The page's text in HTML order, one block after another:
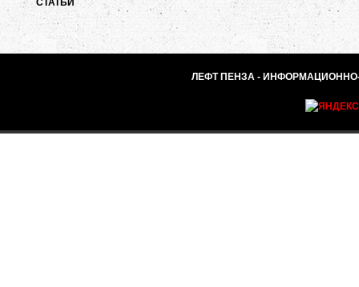
СТАТЬИ
ЛЕФТ ПЕНЗА - ИНФОРМАЦИОННО-